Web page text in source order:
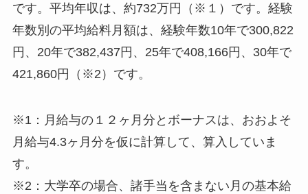
です。平均年収は、約732万円（※１）です。経験
年数別の平均給料月額は、経験年数10年で300,822
円、20年で382,437円、25年で408,166円、30年で
421,860円（※2）です。
※1：月給与の１２ヶ月分とボーナスは、おおよそ
月給与4.3ヶ月分を仮に計算して、算入していま
す。
※2：大学卒の場合、諸手当を含まない月の基本給